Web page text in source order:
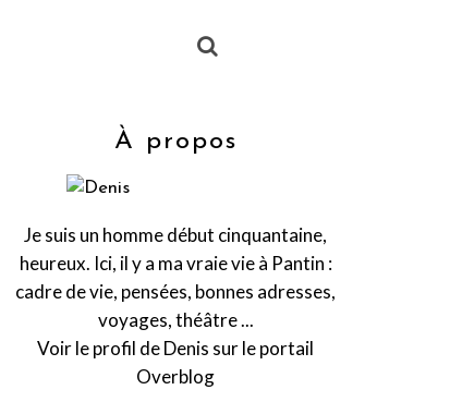
À propos
Je suis un homme début cinquantaine,
heureux. Ici, il y a ma vraie vie à Pantin :
cadre de vie, pensées, bonnes adresses,
voyages, théâtre ...
Voir le profil deDenis sur le portail
Overblog